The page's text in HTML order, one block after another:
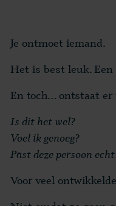
Je ontmoet iemand.
Het is best leuk. Een
En toch… ontstaat
Is dit het wel?
Voel ik genoeg?
Past deze persoon
Voor veel